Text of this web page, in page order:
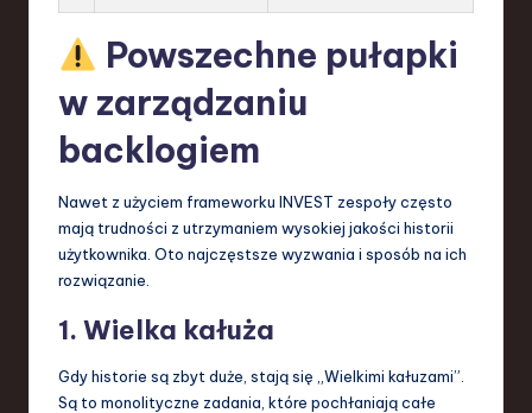
Powszechne pułapki
w zarządzaniu
backlogiem
Nawet z użyciem frameworku INVEST zespoły często
mają trudności z utrzymaniem wysokiej jakości historii
użytkownika. Oto najczęstsze wyzwania i sposób na ich
rozwiązanie.
1. Wielka kałuża
Gdy historie są zbyt duże, stają się „Wielkimi kałuzami”.
Są to monolityczne zadania, które pochłaniają całe